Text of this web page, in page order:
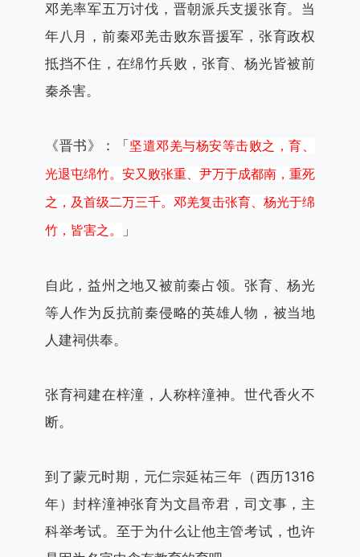
邓羌率军五万讨伐，晋朝派兵支援张育。当
年八月，前秦邓羌击败东晋援军，张育政权
抵挡不住，在绵竹兵败，张育、杨光皆被前
秦杀害。
《晋书》：「坚遣邓羌与杨安等击败之，育、
光退屯绵竹。安又败张重、尹万于成都南，重死
之，及首级二万三千。邓羌复击张育、杨光于绵
竹，皆害之。
」
自此，益州之地又被前秦占领。张育、杨光
等人作为反抗前秦侵略的英雄人物，被当地
人建祠供奉。
张育祠建在梓潼，人称梓潼神。世代香火不
断。
到了蒙元时期，元仁宗延祐三年（西历1316
年）封梓潼神张育为文昌帝君，司文事，主
科举考试。至于为什么让他主管考试，也许